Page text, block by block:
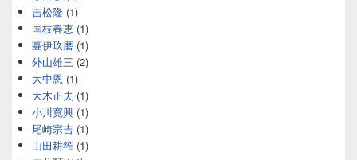
吉松隆 (1)
国枝春恵 (1)
團伊玖磨 (1)
外山雄三 (2)
大中恩 (1)
大木正夫 (1)
小川寛興 (1)
尾崎宗吉 (1)
山田耕筰 (1)